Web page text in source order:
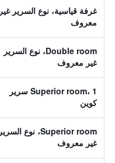
غرفة قياسية، نوع السرير غير
معروف
Double room، نوع السرير
غير معروف
Superior room، 1 سرير
كوين
Superior room، نوع السرير
غير معروف